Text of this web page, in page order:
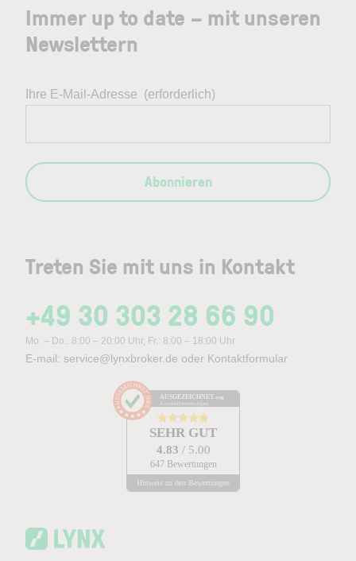
Treten Sie mit uns in Kontakt
+49 30 303 28 66 90
Mo. – Do.: 8:00 – 20:00 Uhr, Fr.: 8:00 – 18:00 Uhr
E-mail: service@lynxbroker.de oder Kontaktformular
AUSGEZEICHNET .org
Kundenbewertungen
SEHR GUT
4.83 / 5.00
647 Bewertungen
Hinweis zu den Bewertungen
Immer up to date – mit unseren
Newslettern
Ihre E-Mail-Adresse (erforderlich)
Abonnieren